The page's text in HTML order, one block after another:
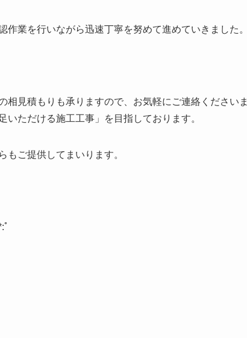
業を行いながら迅速丁寧を努めて進めていきました。
見積もりも承りますので、お気軽にご連絡くださいま
ただける施工工事」を目指しております。
もご提供してまいります。
ﾟ